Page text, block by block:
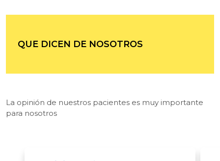
QUE DICEN DE NOSOTROS
La opinión de nuestros pacientes es muy importante
para nosotros